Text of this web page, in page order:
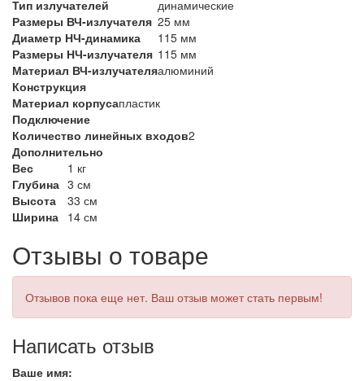
Тип излучателей
динамические
Размеры ВЧ-излучателя 25 мм
Диаметр НЧ-динамика
115 мм
Размеры НЧ-излучателя 115 мм
Материал ВЧ-излучателяалюминий
Конструкция
Материал корпусапластик
Подключение
Количество линейных входов2
Дополнительно
Вес
1 кг
Глубина 3 см
Высота
33 см
Ширина 14 см
Отзывы о товаре
Отзывов пока еще нет. Ваш отзыв может стать первым!
Написать отзыв
Ваше имя: